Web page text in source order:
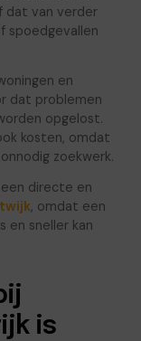
dat van verder
spoedgevallen
en
dat problemen
opgelost.
kosten, omdat
zoekwerk.
directe en
, omdat een
en sneller kan
is